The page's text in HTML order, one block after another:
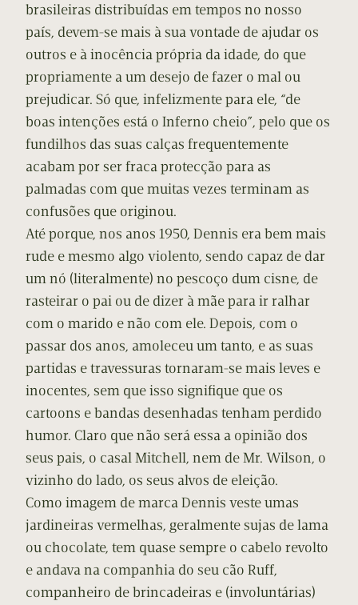
brasileiras distribuídas em tempos no nosso
país, devem-se mais à sua vontade de ajudar os
outros e à inocência própria da idade, do que
propriamente a um desejo de fazer o mal ou
prejudicar. Só que, infelizmente para ele, “de
boas intenções está o Inferno cheio”, pelo que os
fundilhos das suas calças frequentemente
acabam por ser fraca protecção para as
palmadas com que muitas vezes terminam as
confusões que originou.
Até porque, nos anos 1950, Dennis era bem mais
rude e mesmo algo violento, sendo capaz de dar
um nó (literalmente) no pescoço dum cisne, de
rasteirar o pai ou de dizer à mãe para ir ralhar
com o marido e não com ele. Depois, com o
passar dos anos, amoleceu um tanto, e as suas
partidas e travessuras tornaram-se mais leves e
inocentes, sem que isso signifique que os
cartoons e bandas desenhadas tenham perdido
humor. Claro que não será essa a opinião dos
seus pais, o casal Mitchell, nem de Mr. Wilson, o
vizinho do lado, os seus alvos de eleição.
Como imagem de marca Dennis veste umas
jardineiras vermelhas, geralmente sujas de lama
ou chocolate, tem quase sempre o cabelo revolto
e andava na companhia do seu cão Ruff,
companheiro de brincadeiras e (involuntárias)